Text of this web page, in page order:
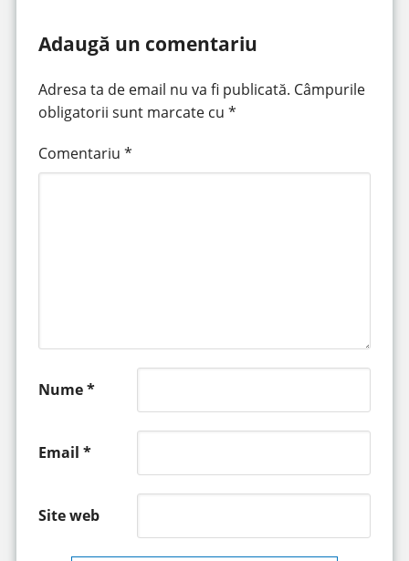
Adaugă un comentariu
Adresa ta de email nu va fi publicată. Câmpurile
obligatorii sunt marcate cu *
Comentariu *
Nume*
Email *
Site web